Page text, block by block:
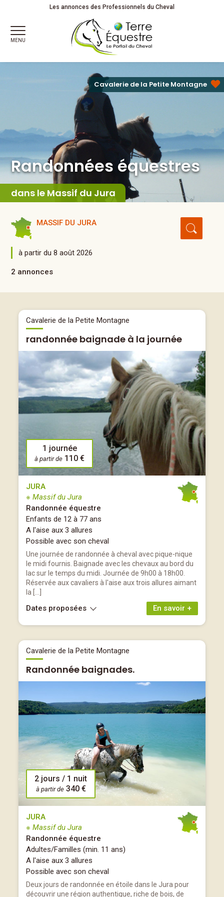
Randonnées équestresLes annonces des Professionnels du Cheval
MENU
Randonnées équestres
dans le Massif du Jura
Cavalerie de la Petite Montagne
MASSIF DU JURA
à partir du 8 août 2026
2 annonces
Cavalerie de la Petite Montagne
randonnée baignade à la journée
1 journée
à partir de 110 €
JURA
※ Massif du Jura
Randonnée équestre
Enfants de 12 à 77 ans
A l'aise aux 3 allures
Possible avec son cheval
Une journée de randonnée à cheval avec pique-nique
le midi fournis. Baignade avec les chevaux au bord du
lac sur le temps du midi. Journée de 9h00 à 18h00.
Réservée aux cavaliers à l'aise aux trois allures aimant
la […]
En savoir +
Dates proposées
Cavalerie de la Petite Montagne
Randonnée baignades.
2 jours / 1 nuit
à partir de 340 €
JURA
※ Massif du Jura
Randonnée équestre
Adultes/Familles (min. 11 ans)
A l'aise aux 3 allures
Possible avec son cheval
Deux jours de randonnée en étoile dans le Jura pour
découvrir une région authentique, riche de bois, de